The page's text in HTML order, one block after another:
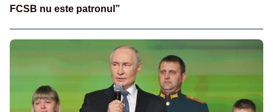
FCSB nu este patronul”